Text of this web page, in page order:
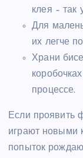
клея – так
Для
их легче
Храни
процессе.
Если проявить
играют новыми
попыток